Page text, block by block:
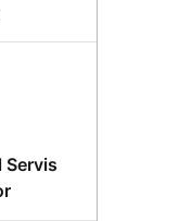
Servis